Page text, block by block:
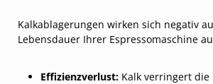
Kalkablagerungen wirken sich negativ
Lebensdauer Ihrer Espressomaschine
Effizienzverlust: Kalk verringert die